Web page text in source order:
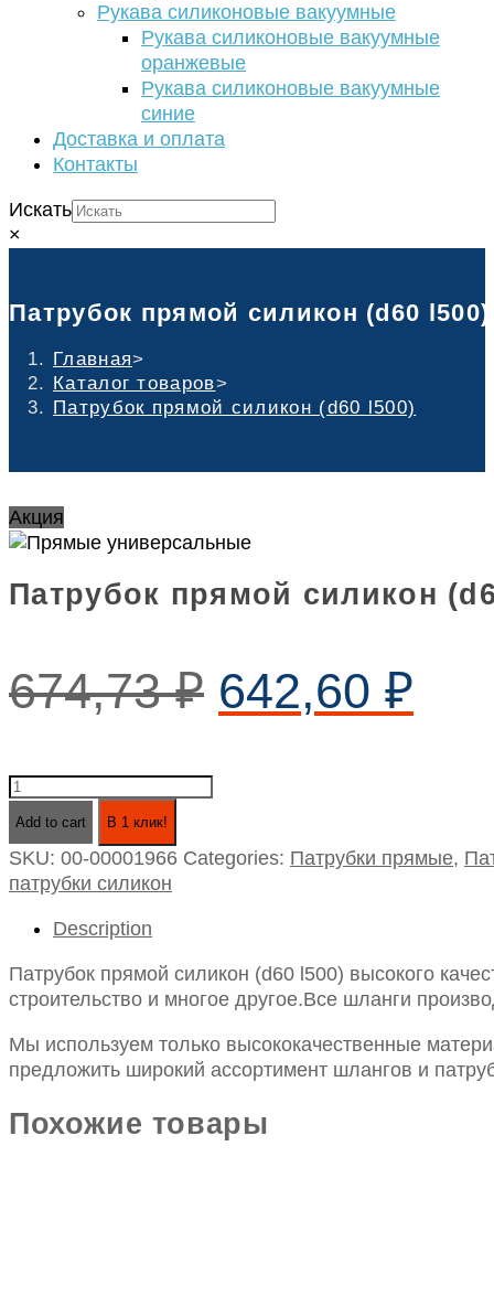
Рукава силиконовые вакуумные
Рукава силиконовые вакуумные
оранжевые
Рукава силиконовые вакуумные
синие
Доставка и оплата
Контакты
Искать
×
Патрубок прямой силикон (d60 l500)
Главная>
Каталог товаров>
Патрубок прямой силикон (d60 l500)
Акция
Патрубок прямой силикон
674,73₽ 642,60 ₽
Патрубок
(d60
l500)
Add to cart В 1 клик!
SKU: 00-00001966 Categories: Патрубки прямые,
патрубки силикон
Description
Патрубок прямой силикон (d60 l500) высокого
строительство и многое другое.Все шланги
Мы используем только высококачественные
предложить широкий ассортимент шлангов и
Похожие товары